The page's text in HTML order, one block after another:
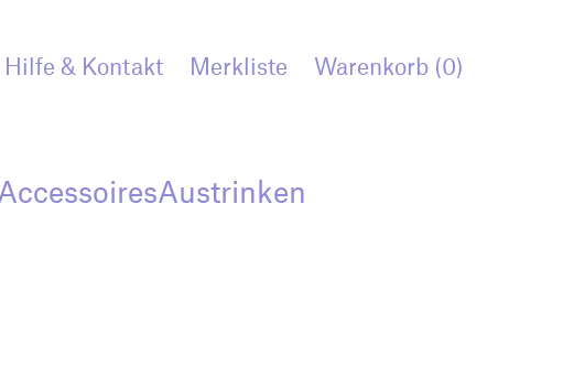
Hilfe & Kontakt Merkliste Warenkorb (0)
AccessoiresAustrinken